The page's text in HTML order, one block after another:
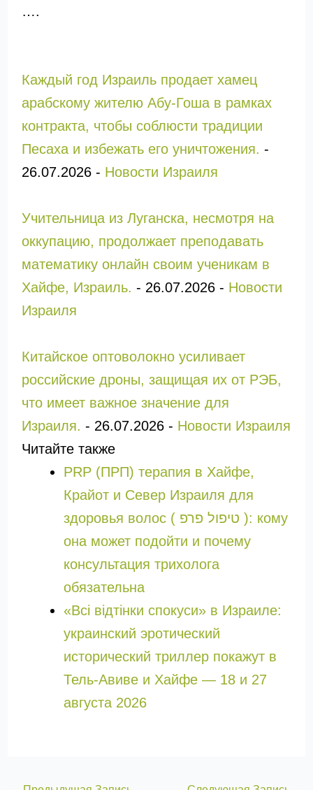
….
Каждый год Израиль продает хамец
арабскому жителю Абу-Гоша в рамках
контракта, чтобы соблюсти традиции
Песаха и избежать его уничтожения. -
26.07.2026- Новости Израиля
Учительница из Луганска, несмотря на
оккупацию, продолжает преподавать
математику онлайн своим ученикам в
Хайфе, Израиль. - 26.07.2026- Новости
Израиля
Китайское оптоволокно усиливает
российские дроны, защищая их от РЭБ,
что имеет важное значение для
Израиля. - 26.07.2026- Новости Израиля
Читайте также
PRP (ПРП) терапия в Хайфе,
Крайот и Север Израиля для
здоровья волос ( טיפול פרפ ): кому
она может подойти и почему
консультация трихолога
обязательна
«Всі відтінки спокуси» в Израиле:
украинский эротический
исторический триллер покажут в
Тель-Авиве и Хайфе — 18 и 27
августа 2026